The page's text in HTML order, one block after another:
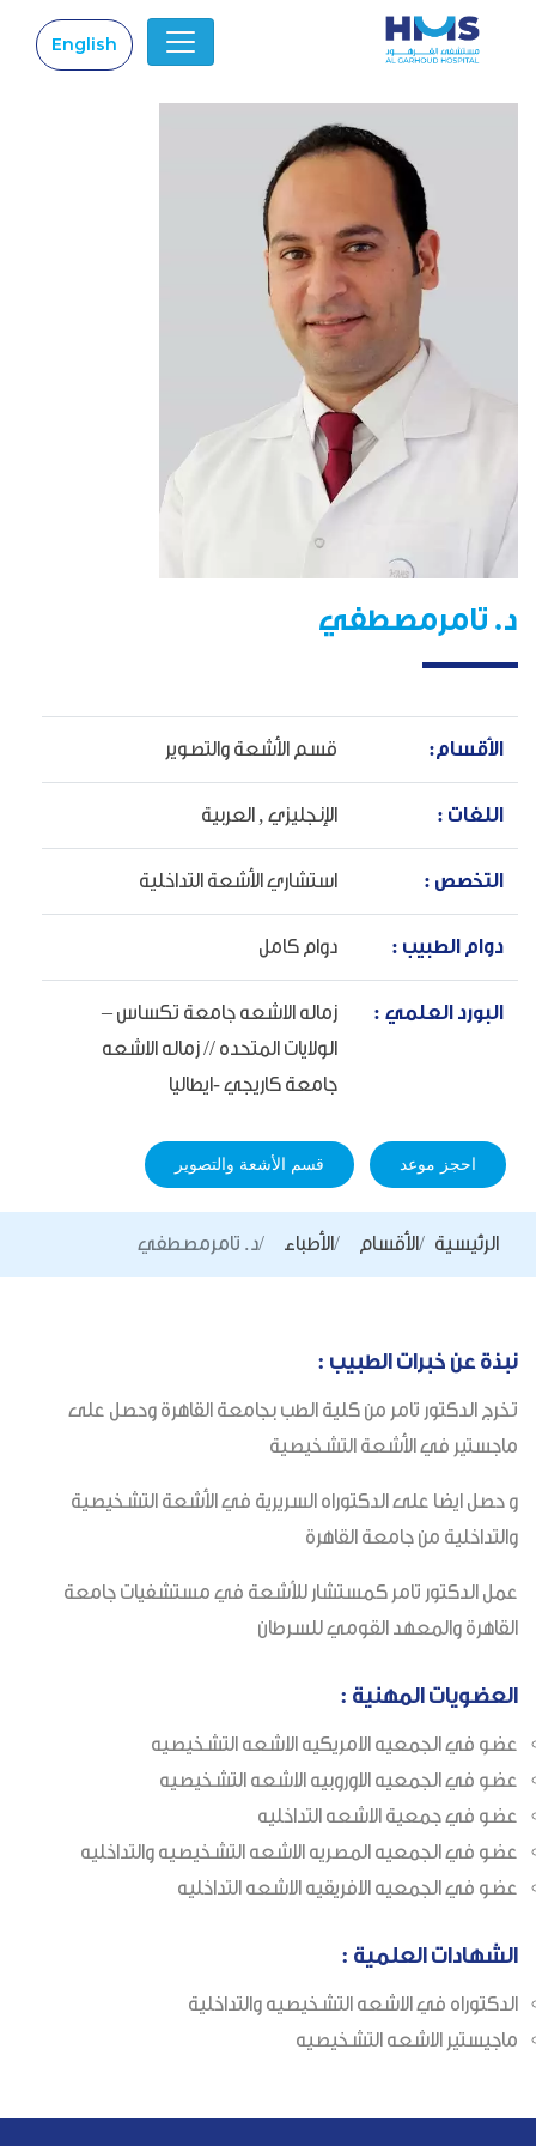
English
د. تامرمصطفي
الأقسام: قسم الأشعة والتصوير
اللغات : الإنجليزي , العربية
التخصص : استشاري الأشعة التداخلية
دوام الطبيب : دوام كامل
البورد العلمي :
زماله الاشعه جامعة تكساس –
الولايات المتحده // زماله الاشعه
جامعة كاريجي -ايطاليا
احجز موعد قسم الأشعة والتصوير
الرئيسية الأقسام الأطباء د. تامرمصطفي
نبذة عن خبرات الطبيب :
تخرج الدكتور تامر من كلية الطب بجامعة القاهرة وحصل على
ماجستير في الأشعة التشخيصية
و حصل ايضا على الدكتوراه السريرية في الأشعة التشخيصية
والتداخلية من جامعة القاهرة
عمل الدكتور تامر كمستشار للأشعة في مستشفيات جامعة
القاهرة والمعهد القومي للسرطان
العضويات المهنية :
عضو في الجمعيه الامريكيه الاشعه التشخيصيه
عضو في الجمعيه الاوروبيه الاشعه التشخيصيه
عضو في جمعية الاشعه التداخليه
عضو في الجمعيه المصريه الاشعه التشخيصيه والتداخليه
عضو في الجمعيه الافريقيه الاشعه التداخليه
الشهادات العلمية :
الدكتوراه في الاشعه التشخيصيه والتداخلية
ماجيستير الاشعه التشخيصيه